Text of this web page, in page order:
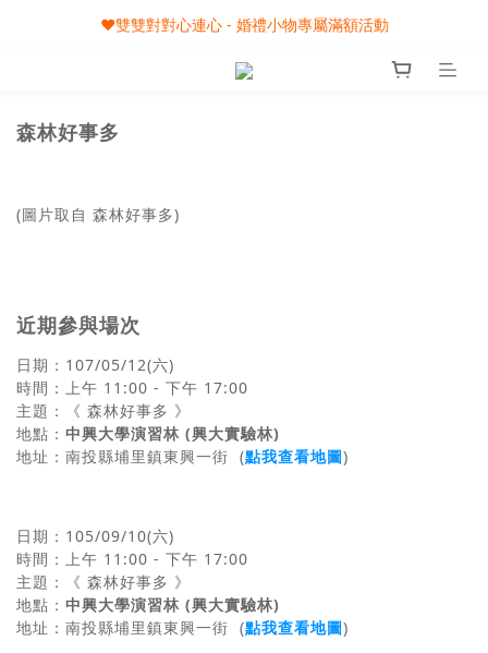
🎀08/01-09/30 秋節月圓家家慶- 滿額即享專屬小禮
❤️雙雙對對心連心 - 婚禮小物專屬滿額活動
🎀08/01-09/30 秋節月圓家家慶- 滿額即享專屬小禮
森林好事多
(圖片取自 森林好事多)
近期參與場次
日期：107/05/12(六)
時間：上午 11:00 - 下午 17:00
主題：《 森林好事多 》
地點 ： 中興大學演習林 (興大實驗林)
地址： 南投縣埔里鎮東興一街 (點我查看地圖)
日期：105/09/10(六)
時間：上午 11:00 - 下午 17:00
主題：《 森林好事多 》
地點 ： 中興大學演習林 (興大實驗林)
地址： 南投縣埔里鎮東興一街 (點我查看地圖)